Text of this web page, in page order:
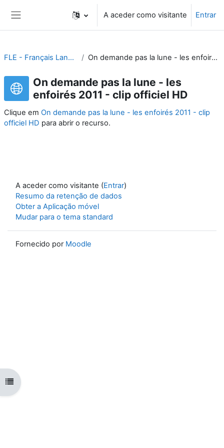
A aceder como visitante Entrar
Abrir índice da disciplina
FLE - Français Langue Étrangère On demande pas la lune - les enfoirés 2011 - clip officiel HD
On demande pas la lune - les
enfoirés 2011 - clip officiel HD
Clique em On demande pas la lune - les enfoirés 2011 - clip
officiel HD para abrir o recurso.
A aceder como visitante (Entrar)
Resumo da retenção de dados
Obter a Aplicação móvel
Mudar para o tema standard
Fornecido por Moodle